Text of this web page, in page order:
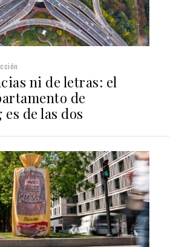
ni de letras: el
de
de las dos